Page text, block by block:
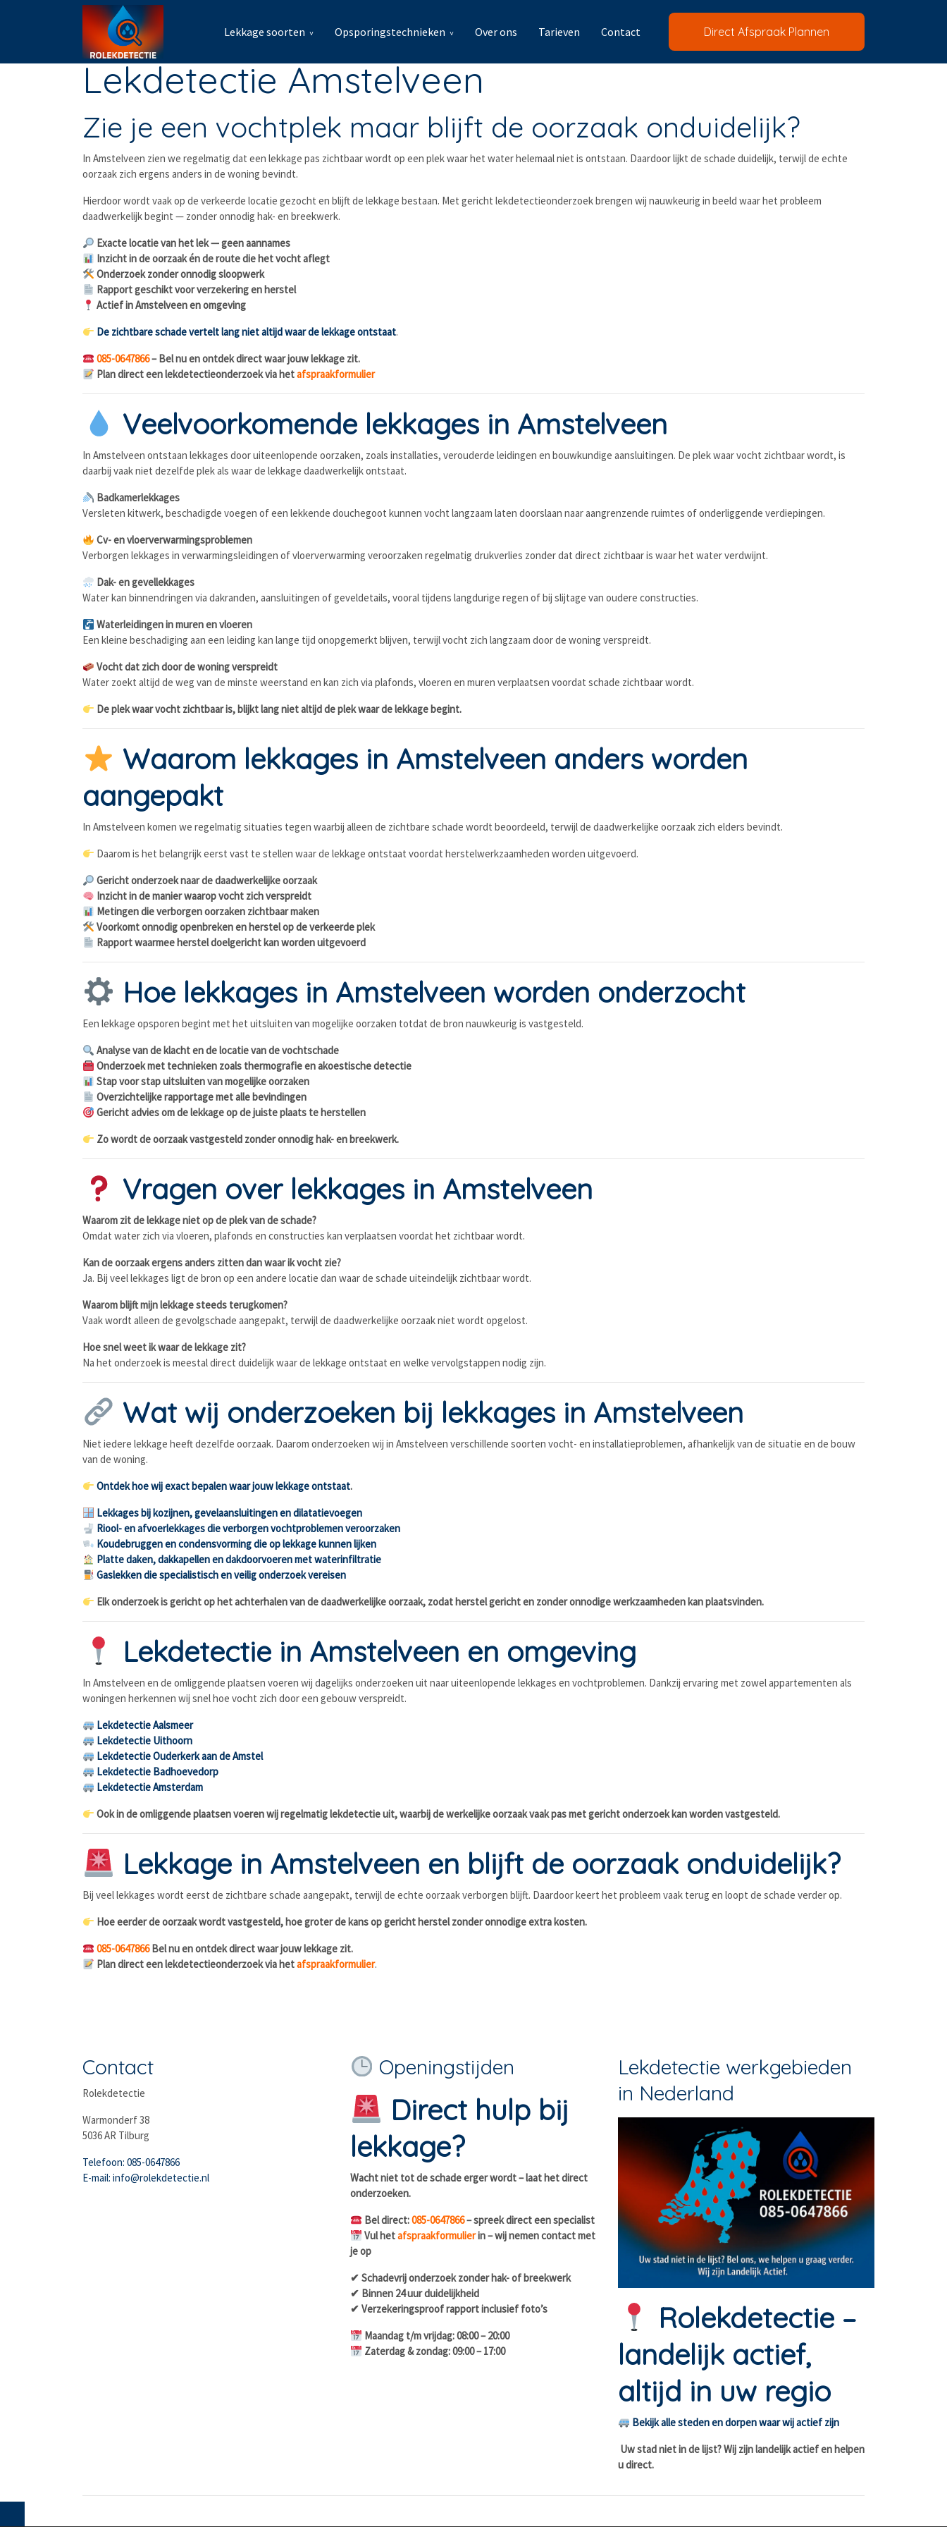
Lekkage soorten Opsporingstechnieken Over ons Tarieven Contact Direct Afspraak Plannen
Lekdetectie Amstelveen
Zie je een vochtplek maar blijft de oorzaak onduidelijk?
In Amstelveen zien we regelmatig dat een lekkage pas zichtbaar wordt op een plek waar het water helemaal niet is ontstaan. Daardoor lijkt de schade duidelijk, terwijl de echte
oorzaak zich ergens anders in de woning bevindt.
Hierdoor wordt vaak op de verkeerde locatie gezocht en blijft de lekkage bestaan. Met gericht lekdetectieonderzoek brengen wij nauwkeurig in beeld waar het probleem
daadwerkelijk begint — zonder onnodig hak- en breekwerk.
Exacte locatie van het lek — geen aannames
Inzicht in de oorzaak én de route die het vocht aflegt
Onderzoek zonder onnodig sloopwerk
Rapport geschikt voor verzekering en herstel
Actief in Amstelveen en omgeving
De zichtbare schade vertelt lang niet altijd waar de lekkage ontstaat.
085-0647866– Bel nu en ontdek direct waar jouw lekkage zit.
Plan direct een lekdetectieonderzoek via hetafspraakformulier
Veelvoorkomende lekkages in Amstelveen
In Amstelveen ontstaan lekkages door uiteenlopende oorzaken, zoals installaties, verouderde leidingen en bouwkundige aansluitingen. De plek waar vocht zichtbaar wordt, is
daarbij vaak niet dezelfde plek als waar de lekkage daadwerkelijk ontstaat.
Badkamerlekkages
Versleten kitwerk, beschadigde voegen of een lekkende douchegoot kunnen vocht langzaam laten doorslaan naar aangrenzende ruimtes of onderliggende verdiepingen.
Cv- en vloerverwarmingsproblemen
Verborgen lekkages in verwarmingsleidingen of vloerverwarming veroorzaken regelmatig drukverlies zonder dat direct zichtbaar is waar het water verdwijnt.
Dak- en gevellekkages
Water kan binnendringen via dakranden, aansluitingen of geveldetails, vooral tijdens langdurige regen of bij slijtage van oudere constructies.
Waterleidingen in muren en vloeren
Een kleine beschadiging aan een leiding kan lange tijd onopgemerkt blijven, terwijl vocht zich langzaam door de woning verspreidt.
Vocht dat zich door de woning verspreidt
Water zoekt altijd de weg van de minste weerstand en kan zich via plafonds, vloeren en muren verplaatsen voordat schade zichtbaar wordt.
De plek waar vocht zichtbaar is, blijkt lang niet altijd de plek waar de lekkage begint.
Waarom lekkages in Amstelveen anders worden
aangepakt
In Amstelveen komen we regelmatig situaties tegen waarbij alleen de zichtbare schade wordt beoordeeld, terwijl de daadwerkelijke oorzaak zich elders bevindt.
Daarom is het belangrijk eerst vast te stellen waar de lekkage ontstaat voordat herstelwerkzaamheden worden uitgevoerd.
Gericht onderzoek naar de daadwerkelijke oorzaak
Inzicht in de manier waarop vocht zich verspreidt
Metingen die verborgen oorzaken zichtbaar maken
Voorkomt onnodig openbreken en herstel op de verkeerde plek
Rapport waarmee herstel doelgericht kan worden uitgevoerd
Hoe lekkages in Amstelveen worden onderzocht
Een lekkage opsporen begint met het uitsluiten van mogelijke oorzaken totdat de bron nauwkeurig is vastgesteld.
Analyse van de klacht en de locatie van de vochtschade
Onderzoek met technieken zoals thermografie en akoestische detectie
Stap voor stap uitsluiten van mogelijke oorzaken
Overzichtelijke rapportage met alle bevindingen
Gericht advies om de lekkage op de juiste plaats te herstellen
Zo wordt de oorzaak vastgesteld zonder onnodig hak- en breekwerk.
Vragen over lekkages in Amstelveen
Waarom zit de lekkage niet op de plek van de schade?
Omdat water zich via vloeren, plafonds en constructies kan verplaatsen voordat het zichtbaar wordt.
Kan de oorzaak ergens anders zitten dan waar ik vocht zie?
Ja. Bij veel lekkages ligt de bron op een andere locatie dan waar de schade uiteindelijk zichtbaar wordt.
Waarom blijft mijn lekkage steeds terugkomen?
Vaak wordt alleen de gevolgschade aangepakt, terwijl de daadwerkelijke oorzaak niet wordt opgelost.
Hoe snel weet ik waar de lekkage zit?
Na het onderzoek is meestal direct duidelijk waar de lekkage ontstaat en welke vervolgstappen nodig zijn.
Wat wij onderzoeken bij lekkages in Amstelveen
Niet iedere lekkage heeft dezelfde oorzaak. Daarom onderzoeken wij in Amstelveen verschillende soorten vocht- en installatieproblemen, afhankelijk van de situatie en de bouw
van de woning.
Ontdek hoe wij exact bepalen waar jouw lekkage ontstaat.
Lekkages bij kozijnen, gevelaansluitingen en dilatatievoegen
Riool- en afvoerlekkages die verborgen vochtproblemen veroorzaken
Koudebruggen en condensvorming die op lekkage kunnen lijken
Platte daken, dakkapellen en dakdoorvoeren met waterinfiltratie
Gaslekken die specialistisch en veilig onderzoek vereisen
Elk onderzoek is gericht op het achterhalen van de daadwerkelijke oorzaak, zodat herstel gericht en zonder onnodige werkzaamheden kan plaatsvinden.
Lekdetectie in Amstelveen en omgeving
In Amstelveen en de omliggende plaatsen voeren wij dagelijks onderzoeken uit naar uiteenlopende lekkages en vochtproblemen. Dankzij ervaring met zowel appartementen als
woningen herkennen wij snel hoe vocht zich door een gebouw verspreidt.
Lekdetectie Aalsmeer
Lekdetectie Uithoorn
Lekdetectie Ouderkerk aan de Amstel
Lekdetectie Badhoevedorp
Lekdetectie Amsterdam
Ook in de omliggende plaatsen voeren wij regelmatig lekdetectie uit, waarbij de werkelijke oorzaak vaak pas met gericht onderzoek kan worden vastgesteld.
Lekkage in Amstelveen en blijft de oorzaak onduidelijk?
Bij veel lekkages wordt eerst de zichtbare schade aangepakt, terwijl de echte oorzaak verborgen blijft. Daardoor keert het probleem vaak terug en loopt de schade verder op.
Hoe eerder de oorzaak wordt vastgesteld, hoe groter de kans op gericht herstel zonder onnodige extra kosten.
085-0647866 Bel nu en ontdek direct waar jouw lekkage zit.
Plan direct een lekdetectieonderzoek via hetafspraakformulier.
Contact
Rolekdetectie
Warmonderf 38
5036 AR Tilburg
Telefoon: 085-0647866
E-mail: info@rolekdetectie.nl
Openingstijden
Direct hulp bij
lekkage?
Wacht niet tot de schade erger wordt – laat het direct
onderzoeken.
Bel direct:085-0647866– spreek direct een specialist
Vul hetafspraakformulierin – wij nemen contact met
je op
✔ Schadevrij onderzoek zonder hak- of breekwerk
✔ Binnen 24 uur duidelijkheid
✔ Verzekeringsproof rapport inclusief foto’s
Maandag t/m vrijdag: 08:00 – 20:00
Zaterdag & zondag: 09:00 – 17:00
Lekdetectie werkgebieden
in Nederland
Rolekdetectie –
landelijk actief,
altijd in uw regio
Bekijk alle steden en dorpen waar wij actief zijn
Uw stad niet in de lijst? Wij zijn landelijk actief en helpen
u direct.